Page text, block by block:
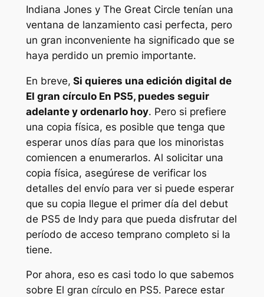
Indiana Jones y The Great Circle tenían una
ventana de lanzamiento casi perfecta, pero
un gran inconveniente ha significado que se
haya perdido un premio importante.
En breve, Si quieres una edición digital de
El gran círculoEn PS5, puedes seguir
adelante y ordenarlo hoy. Pero si prefiere
una copia física, es posible que tenga que
esperar unos días para que los minoristas
comiencen a enumerarlos. Al solicitar una
copia física, asegúrese de verificar los
detalles del envío para ver si puede esperar
que su copia llegue el primer día del debut
de PS5 de Indy para que pueda disfrutar del
período de acceso temprano completo si la
tiene.
Por ahora, eso es casi todo lo que sabemos
sobre El gran círculoen PS5. Parece estar